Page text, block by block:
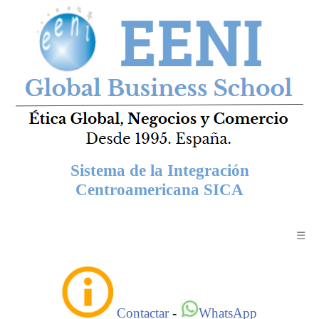
Sistema de la Integración
Centroamericana SICA
☰
Contactar- WhatsApp